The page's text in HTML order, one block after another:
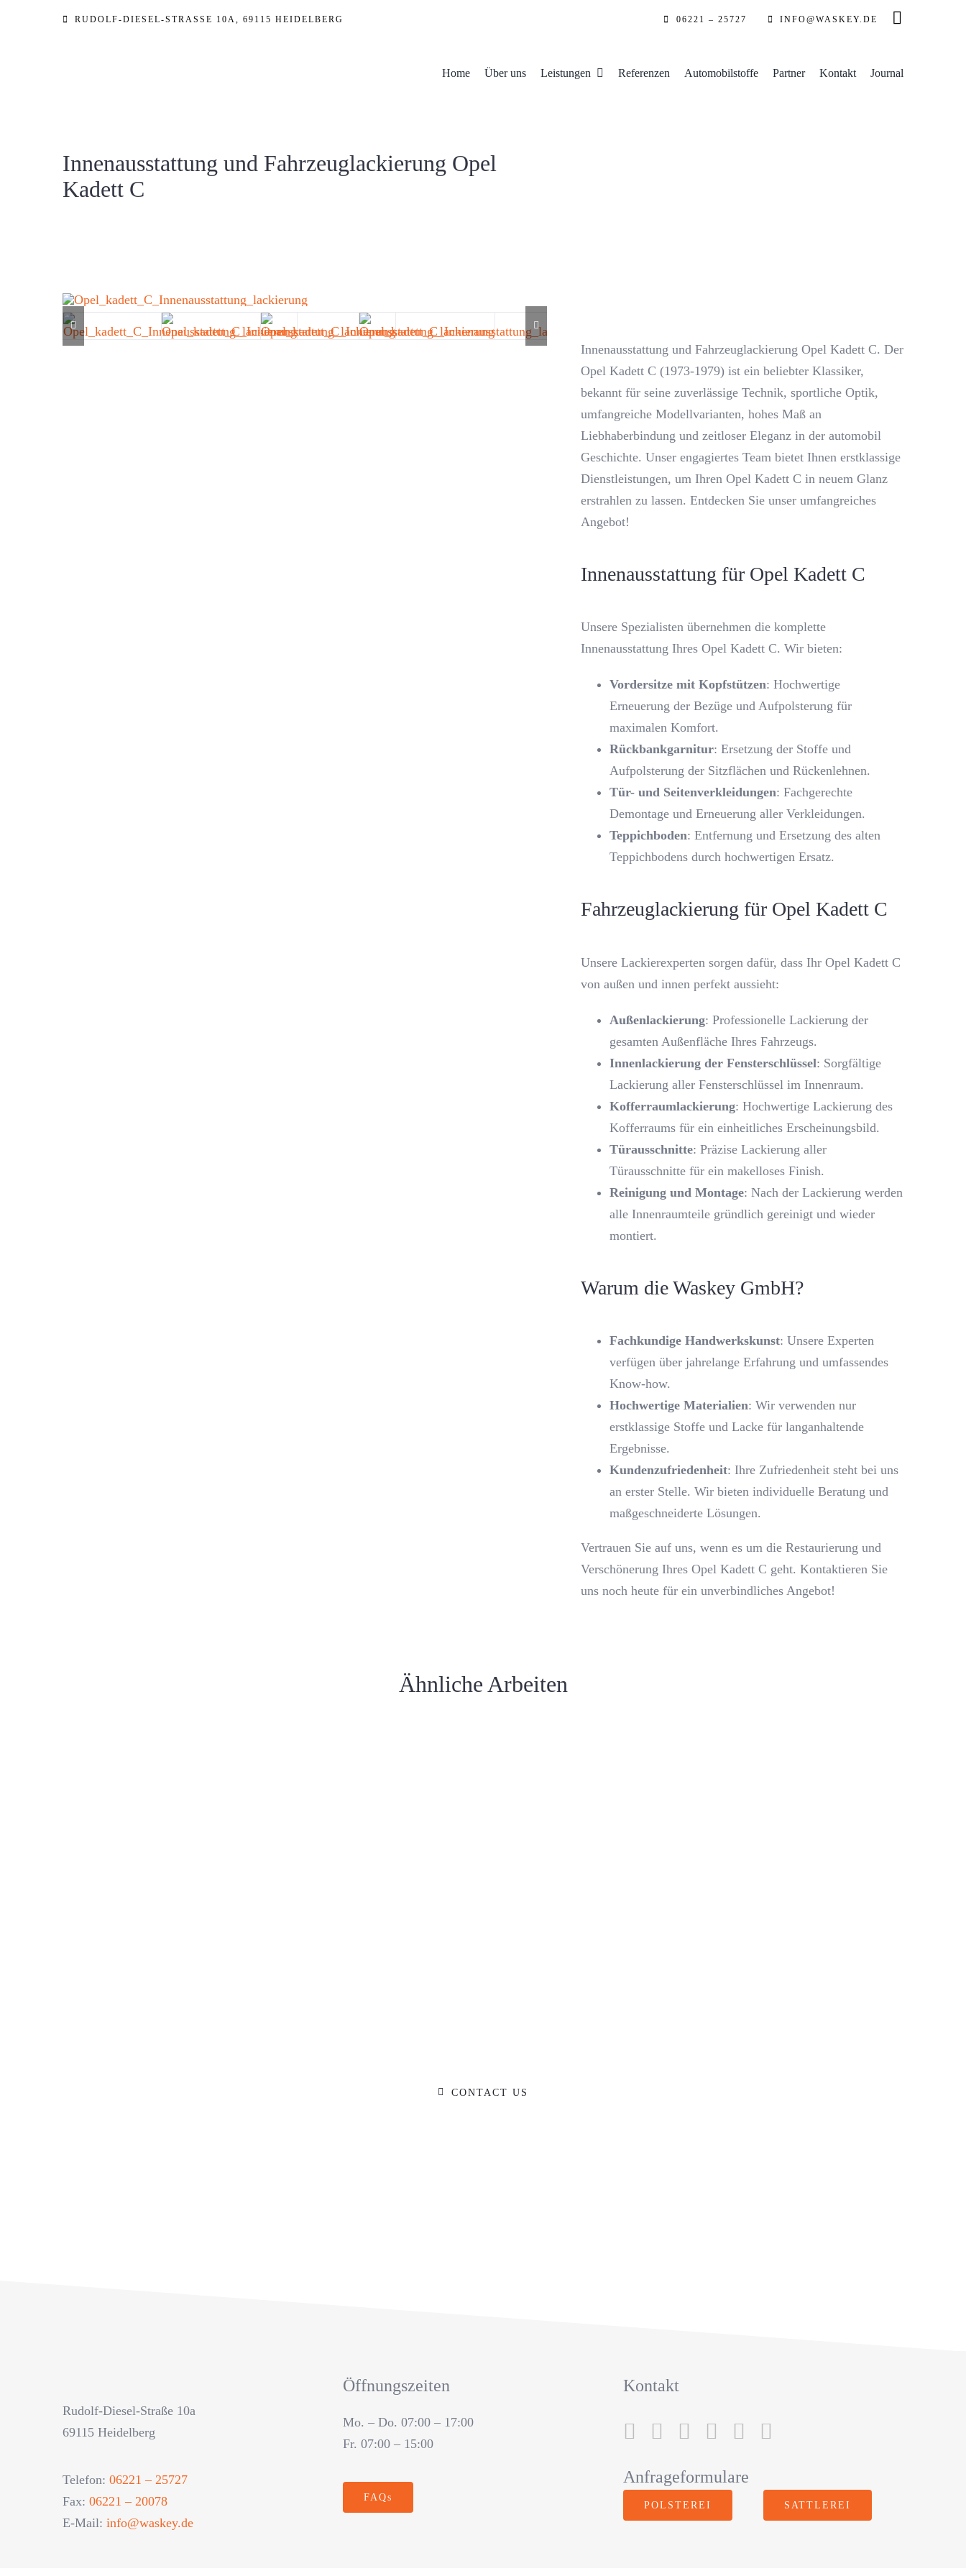
RUDOLF-DIESEL-STRASSE 10A, 69115 HEIDELBERG 06221 – 25727 INFO@WASKEY.DE
Home Über uns Leistungen Referenzen Automobilstoffe Partner Kontakt Journal
Innenausstattung und Fahrzeuglackierung Opel
Kadett C
Innenausstattung und Fahrzeuglackierung Opel Kadett C. Der
Opel Kadett C (1973-1979) ist ein beliebter Klassiker,
bekannt für seine zuverlässige Technik, sportliche Optik,
umfangreiche Modellvarianten, hohes Maß an
Liebhaberbindung und zeitloser Eleganz in der automobil
Geschichte. Unser engagiertes Team bietet Ihnen erstklassige
Dienstleistungen, um Ihren Opel Kadett C in neuem Glanz
erstrahlen zu lassen. Entdecken Sie unser umfangreiches
Angebot!
Innenausstattung für Opel Kadett C
Unsere Spezialisten übernehmen die komplette
Innenausstattung Ihres Opel Kadett C. Wir bieten:
Vordersitze mit Kopfstützen: Hochwertige
Erneuerung der Bezüge und Aufpolsterung für
maximalen Komfort.
Rückbankgarnitur: Ersetzung der Stoffe und
Aufpolsterung der Sitzflächen und Rückenlehnen.
Tür- und Seitenverkleidungen: Fachgerechte
Demontage und Erneuerung aller Verkleidungen.
Teppichboden: Entfernung und Ersetzung des alten
Teppichbodens durch hochwertigen Ersatz.
Fahrzeuglackierung für Opel Kadett C
Unsere Lackierexperten sorgen dafür, dass Ihr Opel Kadett C
von außen und innen perfekt aussieht:
Außenlackierung: Professionelle Lackierung der
gesamten Außenfläche Ihres Fahrzeugs.
Innenlackierung der Fensterschlüssel: Sorgfältige
Lackierung aller Fensterschlüssel im Innenraum.
Kofferraumlackierung: Hochwertige Lackierung des
Kofferraums für ein einheitliches Erscheinungsbild.
Türausschnitte: Präzise Lackierung aller
Türausschnitte für ein makelloses Finish.
Reinigung und Montage: Nach der Lackierung werden
alle Innenraumteile gründlich gereinigt und wieder
montiert.
Warum die Waskey GmbH?
Fachkundige Handwerkskunst: Unsere Experten
verfügen über jahrelange Erfahrung und umfassendes
Know-how.
Hochwertige Materialien: Wir verwenden nur
erstklassige Stoffe und Lacke für langanhaltende
Ergebnisse.
Kundenzufriedenheit: Ihre Zufriedenheit steht bei uns
an erster Stelle. Wir bieten individuelle Beratung und
maßgeschneiderte Lösungen.
Vertrauen Sie auf uns, wenn es um die Restaurierung und
Verschönerung Ihres Opel Kadett C geht. Kontaktieren Sie
uns noch heute für ein unverbindliches Angebot!
Ähnliche Arbeiten
CONTACT US
Rudolf-Diesel-Straße 10a
69115 Heidelberg
Telefon: 06221 – 25727
Fax: 06221 – 20078
E-Mail: info@waskey.de
Öffnungszeiten
Mo. – Do. 07:00 – 17:00
Fr. 07:00 – 15:00
FAQs
Kontakt
Anfrageformulare
POLSTEREI SATTLEREI